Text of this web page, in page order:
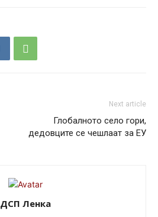
Next article
Глобалното село гори,
дедовците се чешлаат за ЕУ
ДСП Ленка